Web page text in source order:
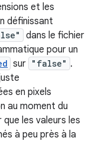
et les
définissant
dans le fichier
pour un
sur "false" .
en pixels
au moment du
les valeurs les
à peu près à la